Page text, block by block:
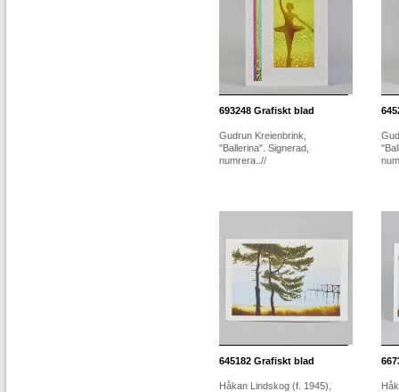
693248 Grafiskt blad
Gudrun Kreienbrink,
"Ballerina". Signerad,
numrera..//
645182 Grafiskt blad
Håkan Lindskog (f. 1945),